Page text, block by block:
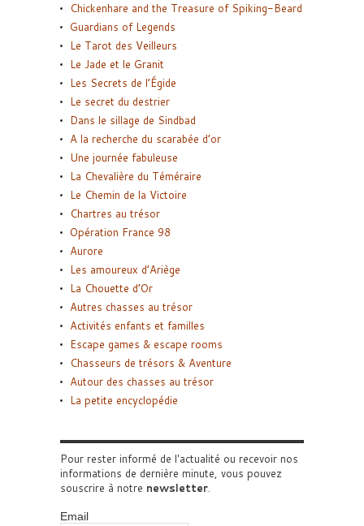
Chickenhare and the Treasure of Spiking-Beard
Guardians of Legends
Le Tarot des Veilleurs
Le Jade et le Granit
Les Secrets de l’Égide
Le secret du destrier
Dans le sillage de Sindbad
A la recherche du scarabée d’or
Une journée fabuleuse
La Chevalière du Téméraire
Le Chemin de la Victoire
Chartres au trésor
Opération France 98
Aurore
Les amoureux d’Ariège
La Chouette d’Or
Autres chasses au trésor
Activités enfants et familles
Escape games & escape rooms
Chasseurs de trésors & Aventure
Autour des chasses au trésor
La petite encyclopédie
Pour rester informé de l'actualité ou recevoir nos
informations de dernière minute, vous pouvez
souscrire à notre newsletter.
Email